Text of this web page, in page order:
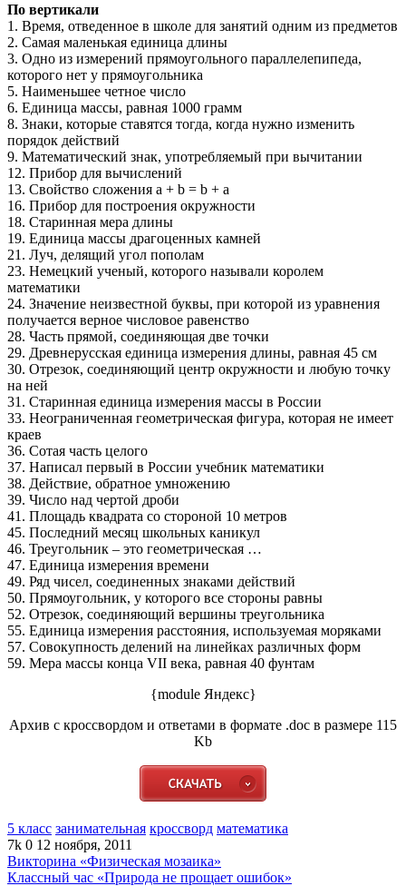
По вертикали
1. Время, отведенное в школе для занятий одним из предметов
2. Самая маленькая единица длины
3. Одно из измерений прямоугольного параллелепипеда,
которого нет у прямоугольника
5. Наименьшее четное число
6. Единица массы, равная 1000 грамм
8. Знаки, которые ставятся тогда, когда нужно изменить
порядок действий
9. Математический знак, употребляемый при вычитании
12. Прибор для вычислений
13. Свойство сложения a + b = b + a
16. Прибор для построения окружности
18. Старинная мера длины
19. Единица массы драгоценных камней
21. Луч, делящий угол пополам
23. Немецкий ученый, которого называли королем
математики
24. Значение неизвестной буквы, при которой из уравнения
получается верное числовое равенство
28. Часть прямой, соединяющая две точки
29. Древнерусская единица измерения длины, равная 45 см
30. Отрезок, соединяющий центр окружности и любую точку
на ней
31. Старинная единица измерения массы в России
33. Неограниченная геометрическая фигура, которая не имеет
краев
36. Сотая часть целого
37. Написал первый в России учебник математики
38. Действие, обратное умножению
39. Число над чертой дроби
41. Площадь квадрата со стороной 10 метров
45. Последний месяц школьных каникул
46. Треугольник – это геометрическая …
47. Единица измерения времени
49. Ряд чисел, соединенных знаками действий
50. Прямоугольник, у которого все стороны равны
52. Отрезок, соединяющий вершины треугольника
55. Единица измерения расстояния, используемая моряками
57. Совокупность делений на линейках различных форм
59. Мера массы конца VII века, равная 40 фунтам
{module Яндекс}
Архив с кроссвордом и ответами в формате .doc в размере 115
Kb
5 класс занимательная кроссворд математика
7k 0 12 ноября, 2011
Викторина «Физическая мозаика»
Классный час «Природа не прощает ошибок»